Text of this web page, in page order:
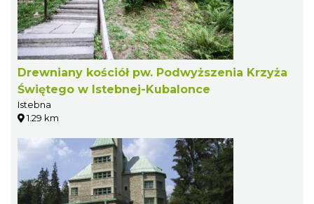
Drewniany kościół pw. Podwyższenia Krzyża
Świętego w Istebnej-Kubalonce
Istebna
1.29 km